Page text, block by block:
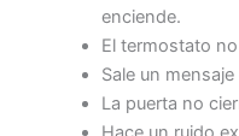
enciende.
El termostato
Sale un mensaje
La puerta no